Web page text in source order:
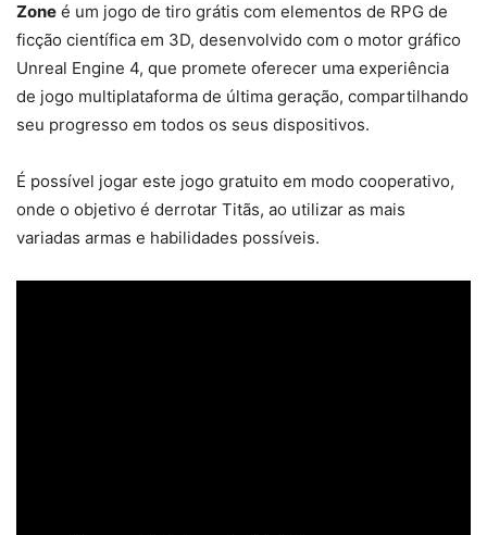
Zone é um jogo de tiro grátis com elementos de RPG de
ficção científica em 3D, desenvolvido com o motor gráfico
Unreal Engine 4, que promete oferecer uma experiência
de jogo multiplataforma de última geração, compartilhando
seu progresso em todos os seus dispositivos.
É possível jogar este jogo gratuito em modo cooperativo,
onde o objetivo é derrotar Titãs, ao utilizar as mais
variadas armas e habilidades possíveis.